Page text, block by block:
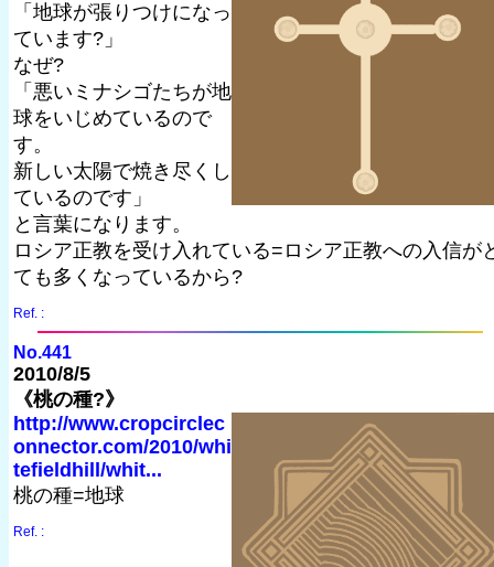
「地球が張りつけになっ
ています?」
なぜ?
「悪いミナシゴたちが地
球をいじめているので
す。
新しい太陽で焼き尽くし
ているのです」
と言葉になります。
ロシア正教を受け入れている=ロシア正教への入信が
ても多くなっているから?
Ref. :
No.441
2010/8/5
《桃の種?》
http://www.cropcirclec
onnector.com/2010/whi
tefieldhill/whit...
桃の種=地球
Ref. :